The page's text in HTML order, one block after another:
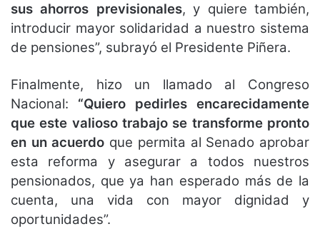
sus ahorros previsionales, y quiere también,
introducir mayor solidaridad a nuestro sistema
de pensiones”, subrayó el Presidente Piñera.
Finalmente, hizo un llamado al Congreso
Nacional: “Quiero pedirles encarecidamente
que este valioso trabajo se transforme pronto
en un acuerdo que permita al Senado aprobar
esta reforma y asegurar a todos nuestros
pensionados, que ya han esperado más de la
cuenta, una vida con mayor dignidad y
oportunidades”.